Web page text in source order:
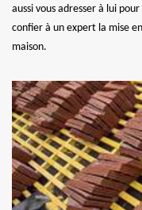
aussi vous adresser à lui
confier à un expert la mise
maison.